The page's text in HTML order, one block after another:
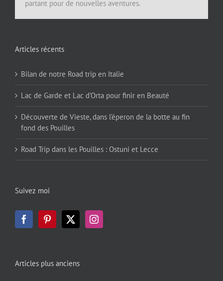
partant pour de nouvelles aventures.
Articles récents
Bilan de notre Road trip en Italie
Lac de Garde et Lac d’Orta pour finir en Beauté
Découverte de Vieste, dans l’éperon de la botte au fin
fond des Pouilles
Road Trip dans les Pouilles : Ostuni et Lecce
Suivez moi
Articles plus anciens